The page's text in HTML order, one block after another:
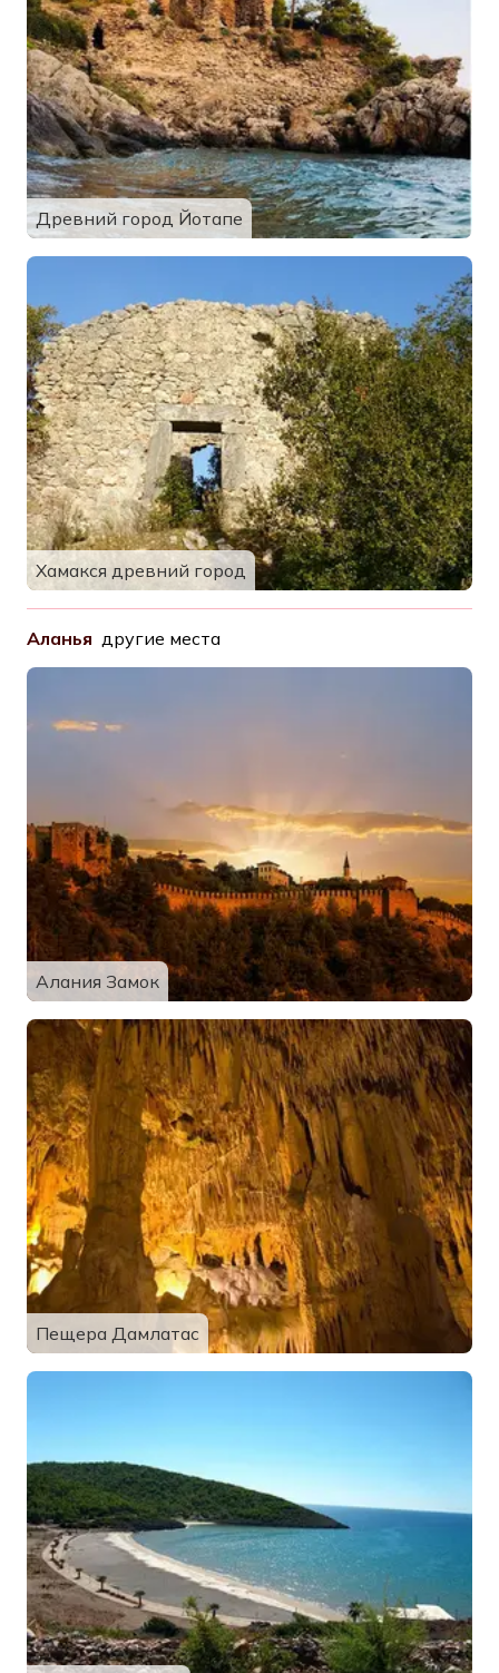
Древний город Йотапе
Хамакся древний город
Аланья другие места
Алания Замок
Пещера Дамлатас